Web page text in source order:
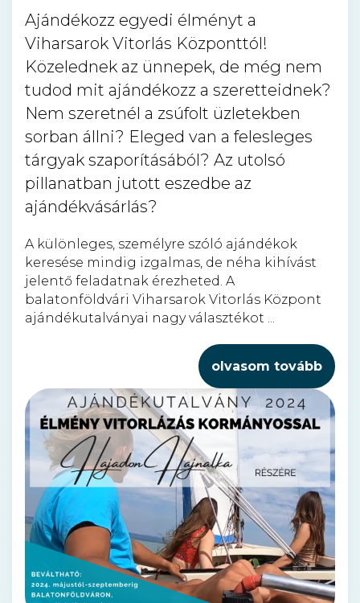
Ajándékozz egyedi élményt a
Viharsarok Vitorlás Központtól!
Közelednek az ünnepek, de még nem
tudod mit ajándékozz a szeretteidnek?
Nem szeretnél a zsúfolt üzletekben
sorban állni? Eleged van a felesleges
tárgyak szaporításából? Az utolsó
pillanatban jutott eszedbe az
ajándékvásárlás?
A különleges, személyre szóló ajándékok
keresése mindig izgalmas, de néha kihívást
jelentő feladatnak érezheted. A
balatonföldvári Viharsarok Vitorlás Központ
ajándékutalványai nagy választékot ...
olvasom tovább